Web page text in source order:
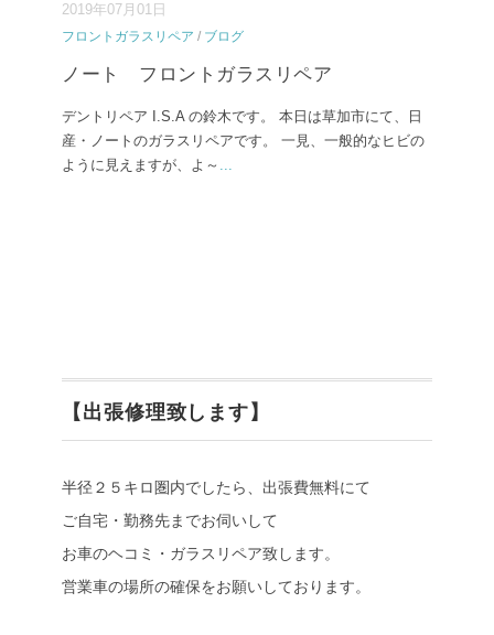
2019年07月01日
フロントガラスリペア / ブログ
ノート フロントガラスリペア
デントリペア I.S.A の鈴木です。 本日は草加市にて、日
産・ノートのガラスリペアです。 一見、一般的なヒビの
ように見えますが、よ～ ...
【出張修理致します】
半径２５キロ圏内でしたら、出張費無料にて
ご自宅・勤務先までお伺いして
お車のヘコミ・ガラスリペア致します。
営業車の場所の確保をお願いしております。